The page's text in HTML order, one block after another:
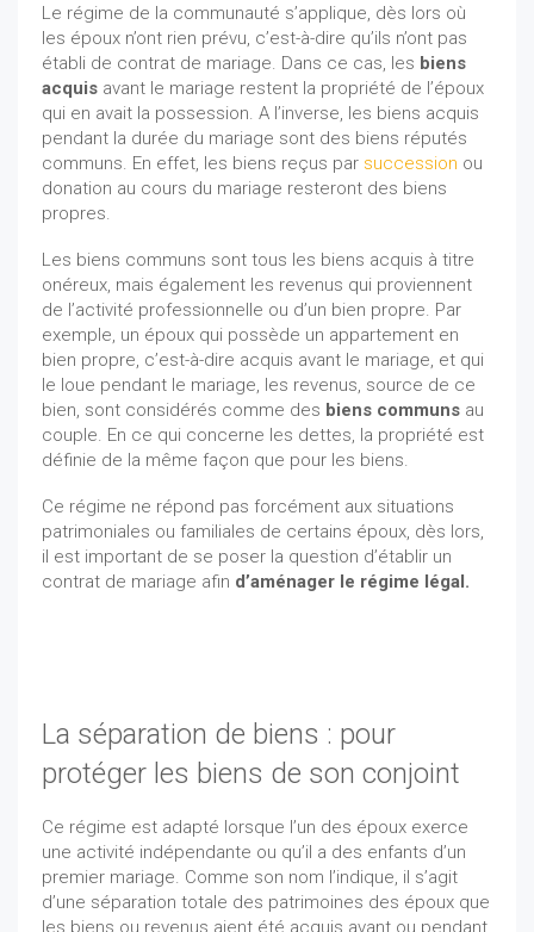
Le régime de la communauté s’applique, dès lors où
les époux n’ont rien prévu, c’est-à-dire qu’ils n’ont pas
établi de contrat de mariage. Dans ce cas, les biens
acquis avant le mariage restent la propriété de l’époux
qui en avait la possession. A l’inverse, les biens acquis
pendant la durée du mariage sont des biens réputés
communs. En effet, les biens reçus par succession ou
donation au cours du mariage resteront des biens
propres.
Les biens communs sont tous les biens acquis à titre
onéreux, mais également les revenus qui proviennent
de l’activité professionnelle ou d’un bien propre. Par
exemple, un époux qui possède un appartement en
bien propre, c’est-à-dire acquis avant le mariage, et qui
le loue pendant le mariage, les revenus, source de ce
bien, sont considérés comme des biens communs au
couple. En ce qui concerne les dettes, la propriété est
définie de la même façon que pour les biens.
Ce régime ne répond pas forcément aux situations
patrimoniales ou familiales de certains époux, dès lors,
il est important de se poser la question d’établir un
contrat de mariage afin d’aménager le régime légal.
La séparation de biens : pour
protéger les biens de son conjoint
Ce régime est adapté lorsque l’un des époux exerce
une activité indépendante ou qu’il a des enfants d’un
premier mariage. Comme son nom l’indique, il s’agit
d’une séparation totale des patrimoines des époux que
les biens ou revenus aient été acquis avant ou pendant